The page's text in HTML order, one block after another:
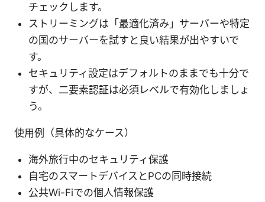
チェックします。
ストリーミングは「最適化済み」サーバーや特定
の国のサーバーを試すと良い結果が出やすいで
す。
セキュリティ設定はデフォルトのままでも十分で
すが、二要素認証は必須レベルで有効化しましょ
う。
使用例（具体的なケース）
海外旅行中のセキュリティ保護
自宅のスマートデバイスとPCの同時接続
公共Wi-Fiでの個人情報保護